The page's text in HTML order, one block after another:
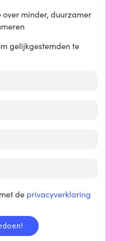
over minder, duurzamer
gelijkgestemden te
de privacyverklaring